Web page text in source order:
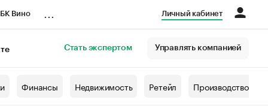
Вино Личный кабинет
Стать экспертом Управлять компанией
Финансы Недвижимость Ретейл Производство